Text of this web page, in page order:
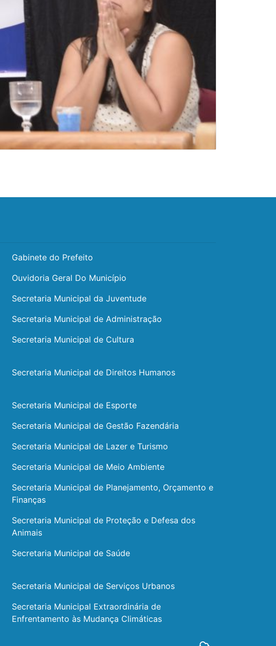
Gabinete do Prefeito
Ouvidoria Geral Do Município
Secretaria Municipal da Juventude
Secretaria Municipal de Administração
Secretaria Municipal de Cultura
Secretaria Municipal de Direitos Humanos
Secretaria Municipal de Esporte
Secretaria Municipal de Gestão Fazendária
Secretaria Municipal de Lazer e Turismo
Secretaria Municipal de Meio Ambiente
Secretaria Municipal de Planejamento, Orçamento e
Finanças
Secretaria Municipal de Proteção e Defesa dos
Animais
Secretaria Municipal de Saúde
Secretaria Municipal de Serviços Urbanos
Secretaria Municipal Extraordinária de
Enfrentamento às Mudança Climáticas